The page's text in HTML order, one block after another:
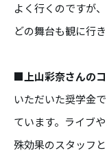
よく行くのですが
どの舞台も観に行
■上山彩奈さんの
いただいた奨学金
ています。ライブ
殊効果のスタッフ